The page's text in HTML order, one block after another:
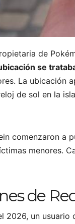
de
se
La ubicación
de sol en la
comenzaron a
menores.
de
2026, un